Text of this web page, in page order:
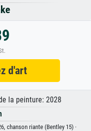
d'art
la peinture: 2028
chanson riante (Bentley 15) ·